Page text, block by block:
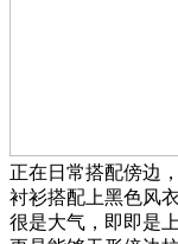
正在日常搭配傍边
衬衫搭配上黑色风
很是大气，即即是